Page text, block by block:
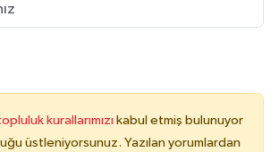
kurallarımızı kabul etmiş bulunuyor
üstleniyorsunuz. Yazılan yorumlardan